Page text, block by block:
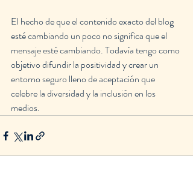
El hecho de que el contenido exacto del blog
esté cambiando un poco no significa que el
mensaje esté cambiando. Todavía tengo como
objetivo difundir la positividad y crear un
entorno seguro lleno de aceptación que
celebre la diversidad y la inclusión en los
medios.